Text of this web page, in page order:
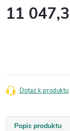
11
Dotaz k produktu
Popis produktu